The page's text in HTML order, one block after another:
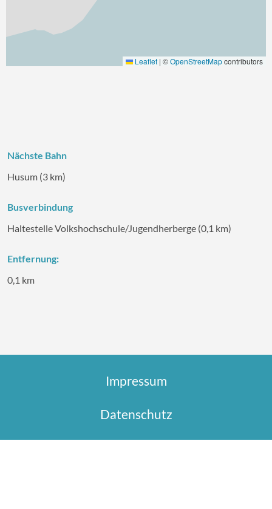
Leaflet | ©OpenStreetMapcontributors
Nächste Bahn
Husum (3 km)
Busverbindung
Haltestelle Volkshochschule/Jugendherberge (0,1 km)
Entfernung:
0,1 km
Impressum
Datenschutz